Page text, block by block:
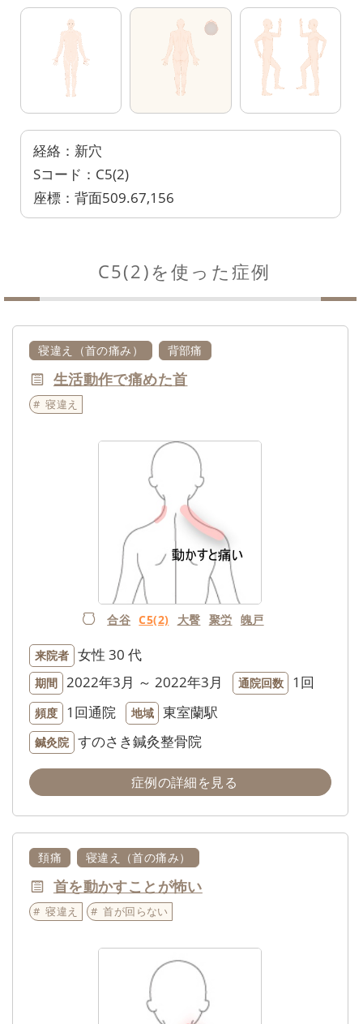
経絡：新穴
Sコード：C5(2)
座標：背面509.67,156
C5(2)を使った症例
寝違え（首の痛み） 背部痛
生活動作で痛めた首
寝違え
合谷 C5(2) 大臀 聚労 魄戸
来院者 女性 30 代
期間 2022年3月 ～ 2022年3月 通院回数 1回
頻度 1回通院 地域 東室蘭駅
鍼灸院 すのさき鍼灸整骨院
症例の詳細を見る
頚痛 寝違え（首の痛み）
首を動かすことが怖い
寝違え 首が回らない